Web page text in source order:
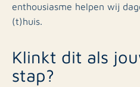
enthousiasme helpen wij
(t)huis.
Klinkt dit als
stap?